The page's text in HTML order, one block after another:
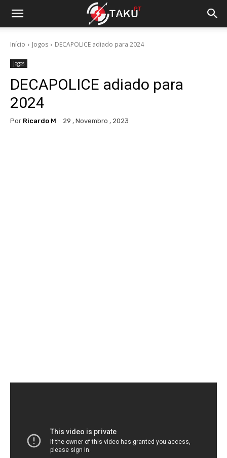
Início Jogos DECAPOLICE adiado para 2024
Jogos
DECAPOLICE adiado para
2024
Por Ricardo M 29 , Novembro , 2023